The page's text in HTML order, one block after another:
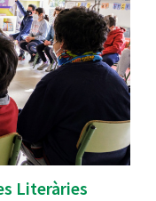
Literàries